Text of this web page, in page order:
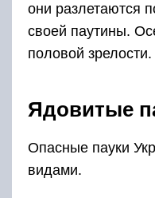
они разлетаются
своей паутины.
половой зрелости.
Ядовитые
Опасные пауки
видами.